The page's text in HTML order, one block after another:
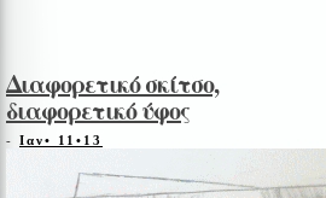
Διαφορετικό σκίτσο,
διαφορετικό ύφος
- Ιαν• 11•13